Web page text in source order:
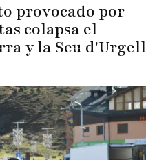
provocado por
colapsa el
y la Seu d'Urgell